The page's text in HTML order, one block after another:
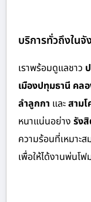
บริการทั่วถึงใน
เราพร้อมดูแลชาว
เมืองปทุมธานี คล
ลำลูกกา และสามโ
หนาแน่นอย่าง รัง
ความร้อนที่เหมาะ
เพื่อให้ได้งานพ่นโ